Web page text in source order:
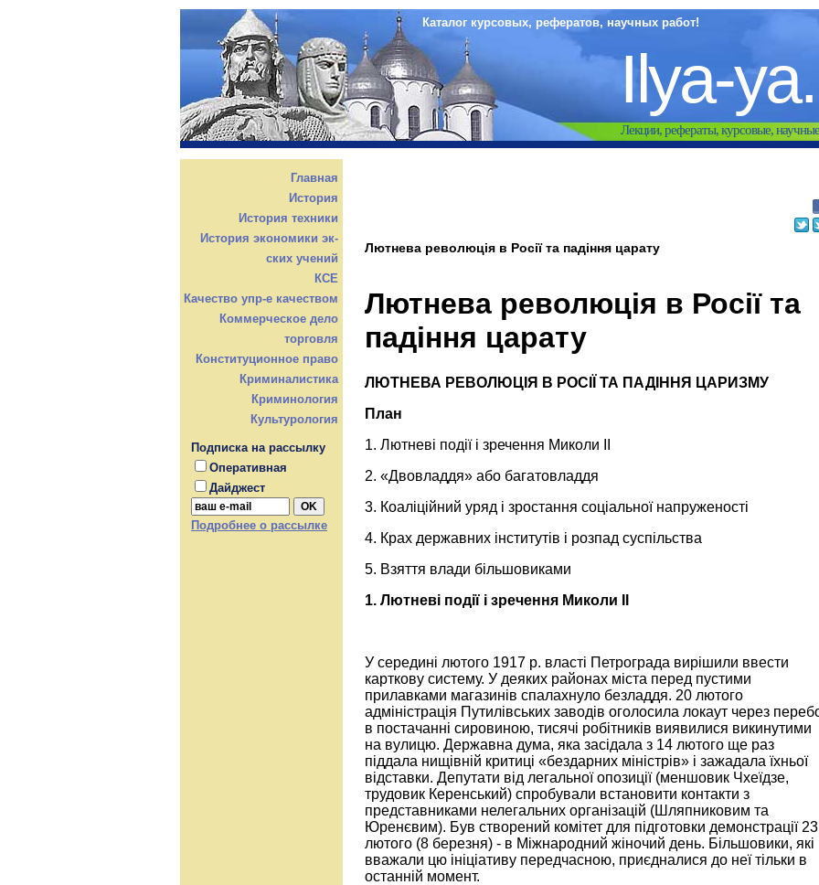
Каталог курсовых, рефератов, научных работ!
Ilya-
Лекции, рефераты, курсовые,
Главная
История
История техники
История экономики эк-
ских учений
КСЕ
Качество упр-е качеством
Коммерческое дело
торговля
Конституционное право
Криминалистика
Криминология
Культурология
Подписка на рассылку
Оперативная
Дайджест
Подробнее о рассылке
Лютнева революція в Росії та падіння царату
Лютнева революція в Росії та
падіння царату
ЛЮТНЕВА РЕВОЛЮЦІЯ В РОСІЇ ТА ПАДІННЯ ЦАРИЗМУ
План
1. Лютневі події і зречення Миколи ІІ
2. «Двовладдя» або багатовладдя
3. Коаліційний уряд і зростання соціальної напруженості
4. Крах державних інститутів і розпад суспільства
5. Взяття влади більшовиками
1. Лютневі події і зречення Миколи ІІ
У середині лютого 1917 р. власті Петрограда вирішили ввести
карткову систему. У деяких районах міста перед пустими
прилавками магазинів спалахнуло безладдя. 20 лютого
адміністрація Путилівських заводів оголосила локаут через
в постачанні сировиною, тисячі робітників виявилися викинутими
на вулицю. Державна дума, яка засідала з 14 лютого ще раз
піддала нищівній критиці «бездарних міністрів» і зажадала їхньої
відставки. Депутати від легальної опозиції (меншовик Чхеїдзе,
трудовик Керенський) спробували встановити контакти з
представниками нелегальних організацій (Шляпниковим та
Юренєвим). Був створений комітет для підготовки демонстрації 23
лютого (8 березня) - в Міжнародний жіночий день. Більшовики, які
вважали цю ініціативу передчасною, приєдналися до неї тільки в
останній момент.